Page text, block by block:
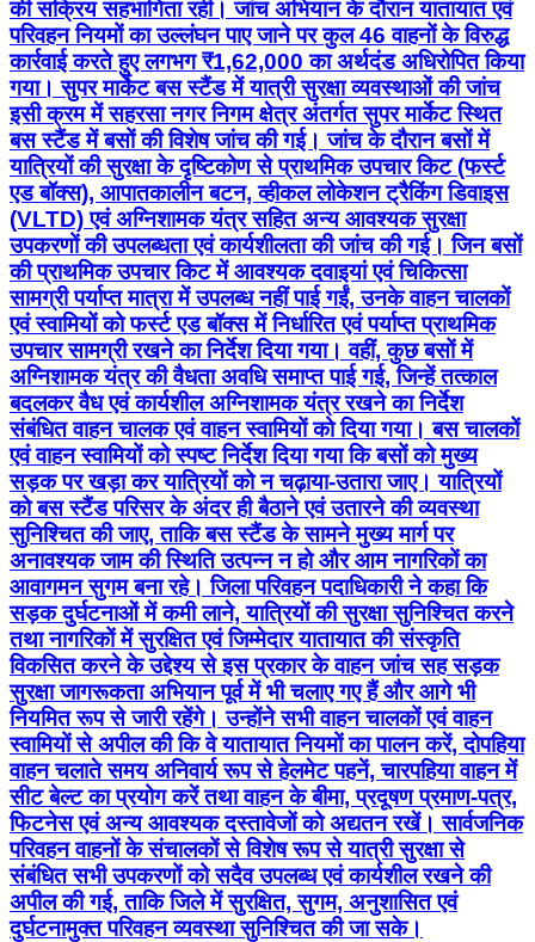
की सक्रिय सहभागिता रही। जांच अभियान के दौरान यातायात एवं
परिवहन नियमों का उल्लंघन पाए जाने पर कुल 46 वाहनों के विरुद्ध
कार्रवाई करते हुए लगभग ₹1,62,000 का अर्थदंड अधिरोपित किया
गया। सुपर मार्केट बस स्टैंड में यात्री सुरक्षा व्यवस्थाओं की जांच
इसी क्रम में सहरसा नगर निगम क्षेत्र अंतर्गत सुपर मार्केट स्थित
बस स्टैंड में बसों की विशेष जांच की गई। जांच के दौरान बसों में
यात्रियों की सुरक्षा के दृष्टिकोण से प्राथमिक उपचार किट (फर्स्ट
एड बॉक्स), आपातकालीन बटन, व्हीकल लोकेशन ट्रैकिंग डिवाइस
(VLTD) एवं अग्निशामक यंत्र सहित अन्य आवश्यक सुरक्षा
उपकरणों की उपलब्धता एवं कार्यशीलता की जांच की गई। जिन बसों
की प्राथमिक उपचार किट में आवश्यक दवाइयां एवं चिकित्सा
सामग्री पर्याप्त मात्रा में उपलब्ध नहीं पाई गईं, उनके वाहन चालकों
एवं स्वामियों को फर्स्ट एड बॉक्स में निर्धारित एवं पर्याप्त प्राथमिक
उपचार सामग्री रखने का निर्देश दिया गया। वहीं, कुछ बसों में
अग्निशामक यंत्र की वैधता अवधि समाप्त पाई गई, जिन्हें तत्काल
बदलकर वैध एवं कार्यशील अग्निशामक यंत्र रखने का निर्देश
संबंधित वाहन चालक एवं वाहन स्वामियों को दिया गया। बस चालकों
एवं वाहन स्वामियों को स्पष्ट निर्देश दिया गया कि बसों को मुख्य
सड़क पर खड़ा कर यात्रियों को न चढ़ाया-उतारा जाए। यात्रियों
को बस स्टैंड परिसर के अंदर ही बैठाने एवं उतारने की व्यवस्था
सुनिश्चित की जाए, ताकि बस स्टैंड के सामने मुख्य मार्ग पर
अनावश्यक जाम की स्थिति उत्पन्न न हो और आम नागरिकों का
आवागमन सुगम बना रहे। जिला परिवहन पदाधिकारी ने कहा कि
सड़क दुर्घटनाओं में कमी लाने, यात्रियों की सुरक्षा सुनिश्चित करने
तथा नागरिकों में सुरक्षित एवं जिम्मेदार यातायात की संस्कृति
विकसित करने के उद्देश्य से इस प्रकार के वाहन जांच सह सड़क
सुरक्षा जागरूकता अभियान पूर्व में भी चलाए गए हैं और आगे भी
नियमित रूप से जारी रहेंगे। उन्होंने सभी वाहन चालकों एवं वाहन
स्वामियों से अपील की कि वे यातायात नियमों का पालन करें, दोपहिया
वाहन चलाते समय अनिवार्य रूप से हेलमेट पहनें, चारपहिया वाहन में
सीट बेल्ट का प्रयोग करें तथा वाहन के बीमा, प्रदूषण प्रमाण-पत्र,
फिटनेस एवं अन्य आवश्यक दस्तावेजों को अद्यतन रखें। सार्वजनिक
परिवहन वाहनों के संचालकों से विशेष रूप से यात्री सुरक्षा से
संबंधित सभी उपकरणों को सदैव उपलब्ध एवं कार्यशील रखने की
अपील की गई, ताकि जिले में सुरक्षित, सुगम, अनुशासित एवं
दुर्घटनामुक्त परिवहन व्यवस्था सुनिश्चित की जा सके।